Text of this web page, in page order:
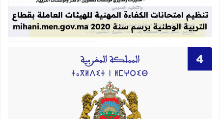
تنظيم امتحانات الكفاءة المهنية للهيئات العاملة بقطاع
التربية الوطنية برسم سنة 2020 mihani.men.gov.ma